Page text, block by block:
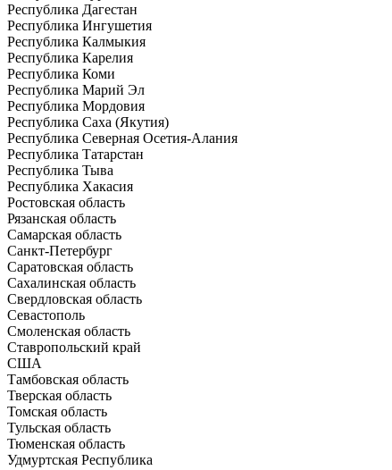
Республика Дагестан
Республика Ингушетия
Республика Калмыкия
Республика Карелия
Республика Коми
Республика Марий Эл
Республика Мордовия
Республика Саха (Якутия)
Республика Северная Осетия-Алания
Республика Татарстан
Республика Тыва
Республика Хакасия
Ростовская область
Рязанская область
Самарская область
Санкт-Петербург
Саратовская область
Сахалинская область
Свердловская область
Севастополь
Смоленская область
Ставропольский край
США
Тамбовская область
Тверская область
Томская область
Тульская область
Тюменская область
Удмуртская Республика